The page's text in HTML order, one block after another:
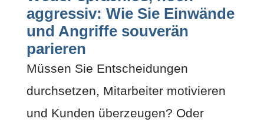
aggressiv: Wie Sie Einwände
und Angriffe souverän
parieren
Müssen Sie Entscheidungen
durchsetzen, Mitarbeiter motivieren
und Kunden überzeugen? Oder